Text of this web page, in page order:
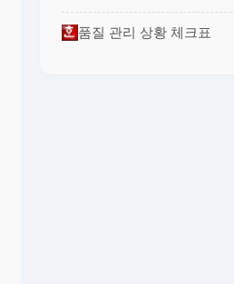
품질 관리 상황 체크표